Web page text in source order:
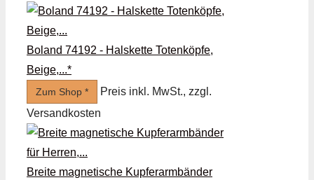
Boland 74192 - Halskette Totenköpfe,
Beige,...*
Zum Shop *
Preis inkl. MwSt., zzgl.
Versandkosten
Breite magnetische Kupferarmbänder